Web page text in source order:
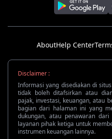
AboutHelp Center
Disclaimer :
Informasi yang disediakan di
tidak boleh ditafsirkan atau
pajak, investasi, keuangan, atau
bagian dari halaman ini yang
dukungan, atau penawaran dari
layanan pihak ketiga untuk
instrumen keuangan lainnya.